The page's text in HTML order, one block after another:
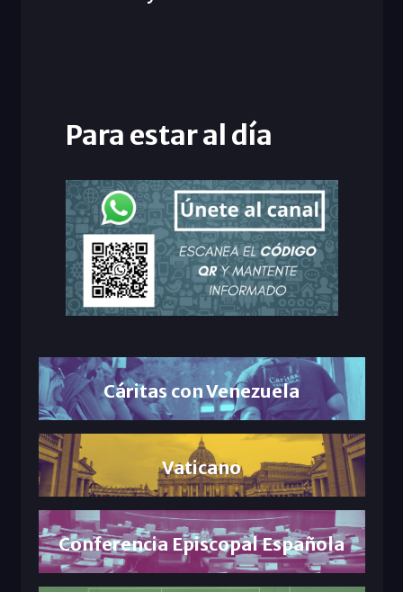
Para estar al día
Cáritas con Venezuela
Vaticano
Conferencia Episcopal Española